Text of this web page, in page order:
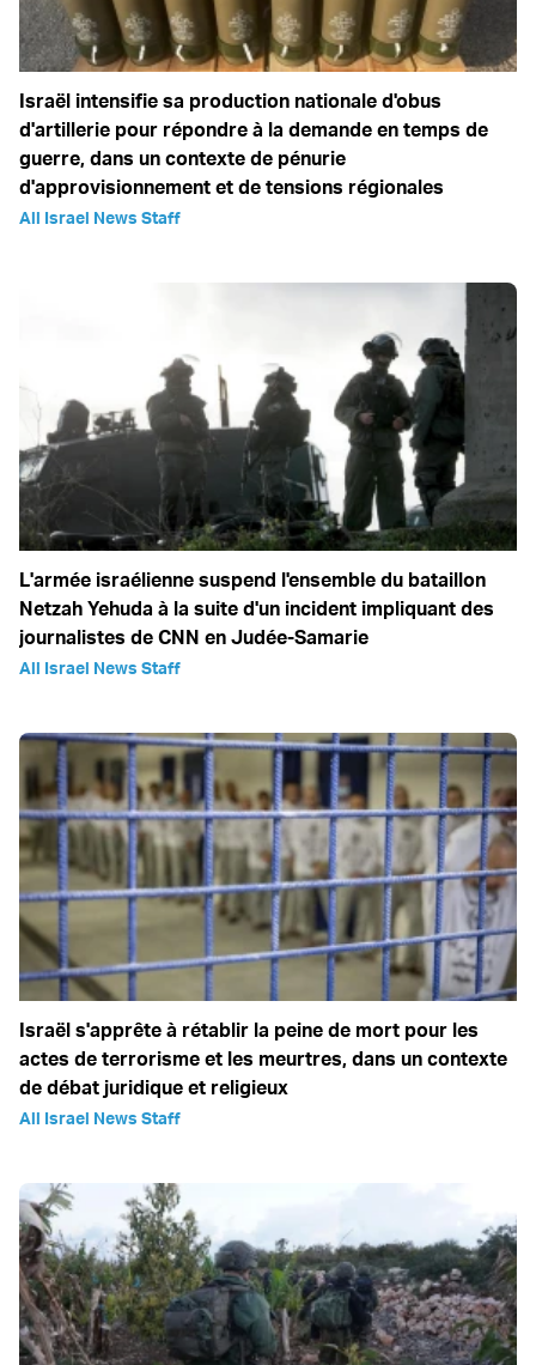
Israël intensifie sa production nationale d'obus
d'artillerie pour répondre à la demande en temps de
guerre, dans un contexte de pénurie
d'approvisionnement et de tensions régionales
All Israel News Staff
L'armée israélienne suspend l'ensemble du bataillon
Netzah Yehuda à la suite d'un incident impliquant des
journalistes de CNN en Judée-Samarie
All Israel News Staff
Israël s'apprête à rétablir la peine de mort pour les
actes de terrorisme et les meurtres, dans un contexte
de débat juridique et religieux
All Israel News Staff